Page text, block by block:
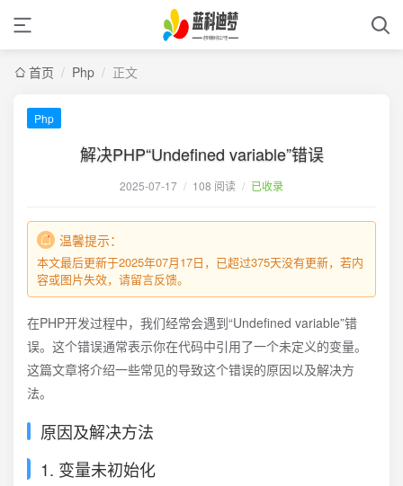
首页 / Php / 正文
Php
解决PHP“Undefined variable”错误
2025-07-17 / 108 阅读 / 已收录
温馨提示：
本文最后更新于2025年07月17日，已超过375天没有更新，若内
容或图片失效，请留言反馈。
在PHP开发过程中，我们经常会遇到“Undefined variable”错
误。这个错误通常表示你在代码中引用了一个未定义的变量。
这篇文章将介绍一些常见的导致这个错误的原因以及解决方
法。
原因及解决方法
1. 变量未初始化